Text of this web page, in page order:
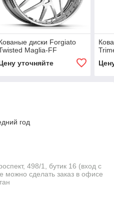
диски Forgiato
Maglia-FF
уточняйте
год
498/1, бутик 16 (вход с
можно сделать заказ в офисе